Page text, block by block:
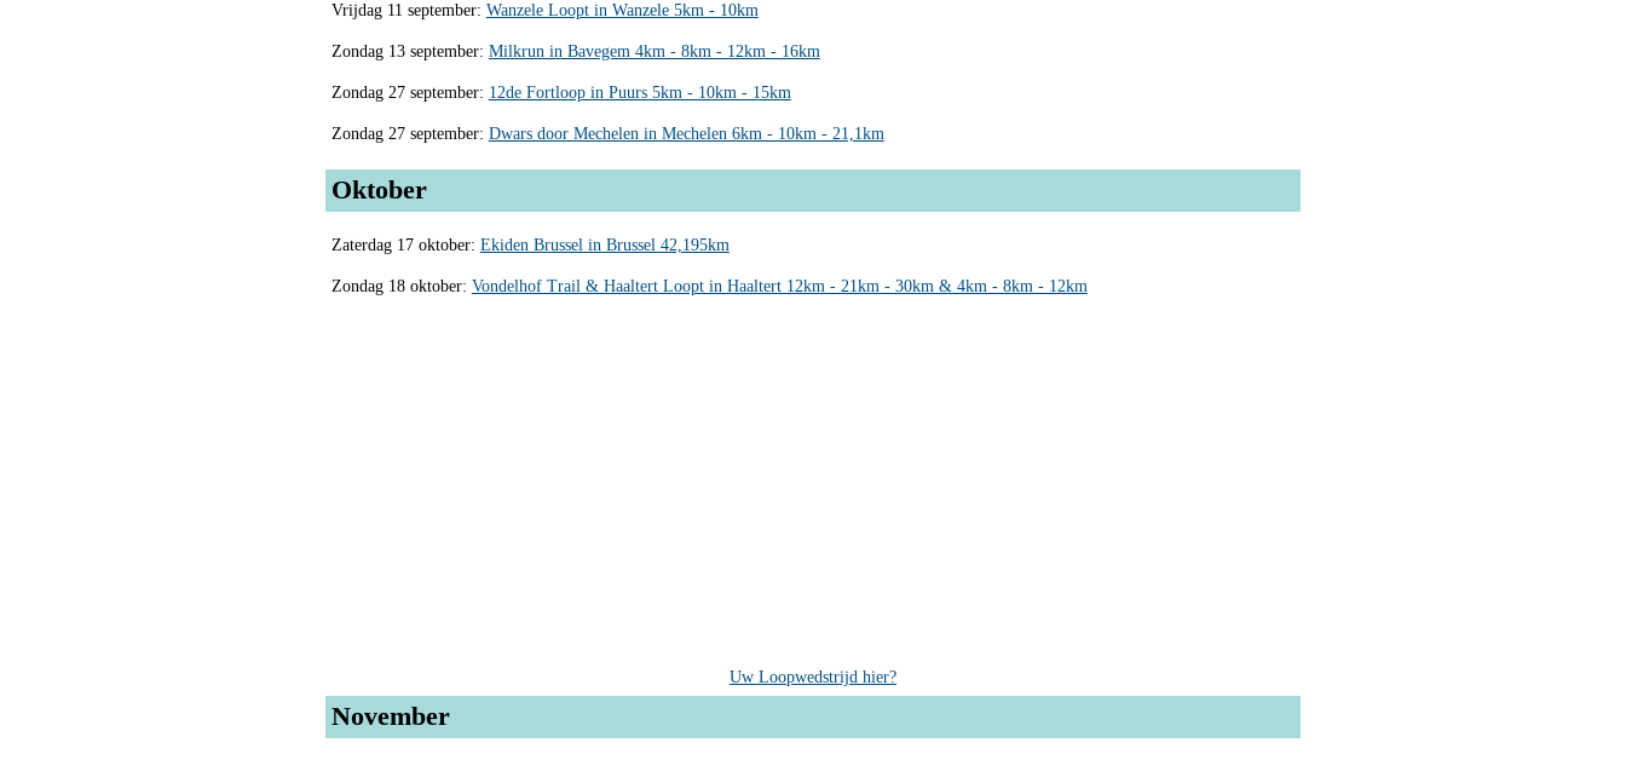
Vrijdag 11 september: Wanzele Loopt in Wanzele 5km - 10km
Zondag 13 september: Milkrun in Bavegem 4km - 8km - 12km - 16km
Zondag 27 september: 12de Fortloop in Puurs 5km - 10km - 15km
Zondag 27 september: Dwars door Mechelen in Mechelen 6km - 10km - 21,1km
Oktober
Zaterdag 17 oktober: Ekiden Brussel in Brussel 42,195km
Zondag 18 oktober: Vondelhof Trail & Haaltert Loopt in Haaltert 12km - 21km - 30km & 4km - 8km - 12km
Uw Loopwedstrijd hier?
November